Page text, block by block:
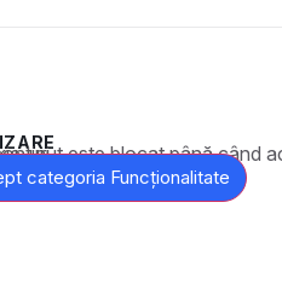
corespunzătoare de cookie-uri.
categoria Funcționalitate